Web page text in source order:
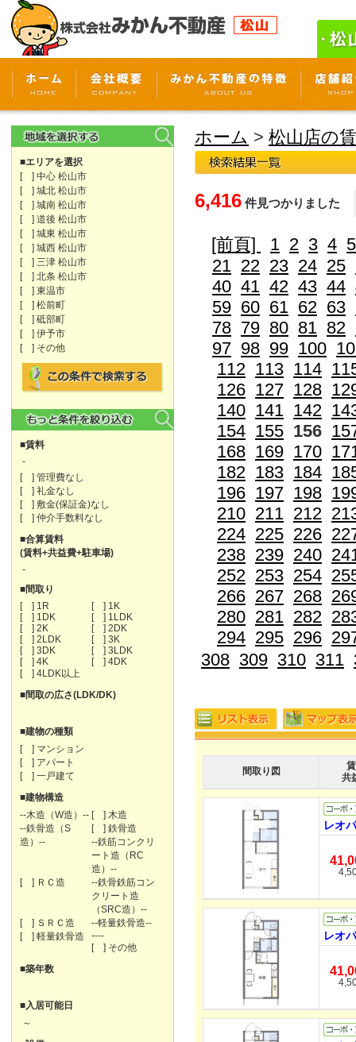
■エリアを選択
[ ] 中心 松山市
[ ] 城北 松山市
[ ] 城南 松山市
[ ] 道後 松山市
[ ] 城東 松山市
[ ] 城西 松山市
[ ] 三津 松山市
[ ] 北条 松山市
[ ] 東温市
[ ] 松前町
[ ] 砥部町
[ ] 伊予市
[ ] その他
■賃料
-
[ ] 管理費なし
[ ] 礼金なし
[ ] 敷金(保証金)なし
[ ] 仲介手数料なし
■合算賃料
(賃料+共益費+駐車場)
-
■間取り
[ ] 1R
[ ] 1K
[ ] 1DK
[ ] 1LDK
[ ] 2K
[ ] 2DK
[ ] 2LDK
[ ] 3K
[ ] 3DK
[ ] 3LDK
[ ] 4K
[ ] 4DK
[ ] 4LDK以上
■間取の広さ(LDK/DK)
■建物の種類
[ ] マンション
[ ] アパート
[ ] 一戸建て
■建物構造
--木造（W造）-- [ ] 木造
--鉄骨造（S
造）--
[ ] 鉄骨造
--鉄筋コンクリ
ート造（RC
造）--
[ ] ＲＣ造
--鉄骨鉄筋コン
クリート造
（SRC造）--
[ ] ＳＲＣ造
--軽量鉄骨造--
[ ] 軽量鉄骨造
----
[ ] その他
■築年数
■入居可能日
～
ホーム > 松山店の
6,416 件見つかりました
[前頁] 1 2 3 4 5
21 22 23 24 25
40 41 42 43 44
59 60 61 62 63
78 79 80 81 82
97 98 99 100
112 113 114
126 127 128
140 141 142
154 155 156
168 169 170
182 183 184
196 197 198
210 211 212
224 225 226
238 239 240
252 253 254
266 267 268
280 281 282
294 295 296
308 309 310 311
間取り図
共
レオ
レオ